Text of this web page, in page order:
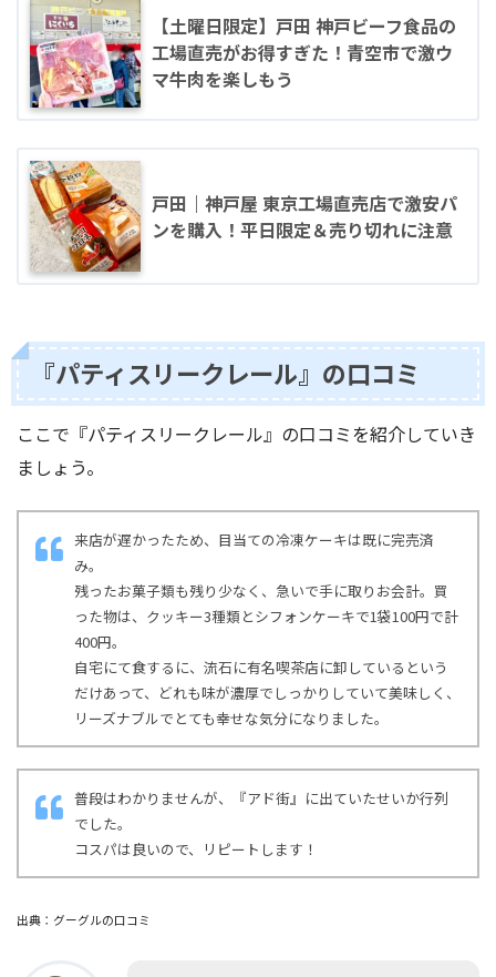
【土曜日限定】戸田 神戸ビーフ食品の
工場直売がお得すぎた！青空市で激ウ
マ牛肉を楽しもう
戸田｜神戸屋 東京工場直売店で激安パ
ンを購入！平日限定＆売り切れに注意
『パティスリークレール』の口コミ
ここで『パティスリークレール』の口コミを紹介していき
ましょう。
来店が遅かったため、目当ての冷凍ケーキは既に完売済
み。
残ったお菓子類も残り少なく、急いで手に取りお会計。買
った物は、クッキー3種類とシフォンケーキで1袋100円で計
400円。
自宅にて食するに、流石に有名喫茶店に卸しているという
だけあって、どれも味が濃厚でしっかりしていて美味しく、
リーズナブルでとても幸せな気分になりました。
普段はわかりませんが、『アド街』に出ていたせいか行列
でした。
コスパは良いので、リピートします！
出典：グーグルの口コミ